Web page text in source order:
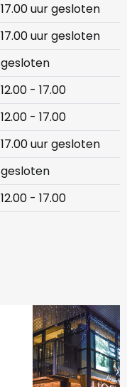
17.00 uur gesloten
17.00 uur gesloten
gesloten
12.00 - 17.00
12.00 - 17.00
17.00 uur gesloten
gesloten
12.00 - 17.00